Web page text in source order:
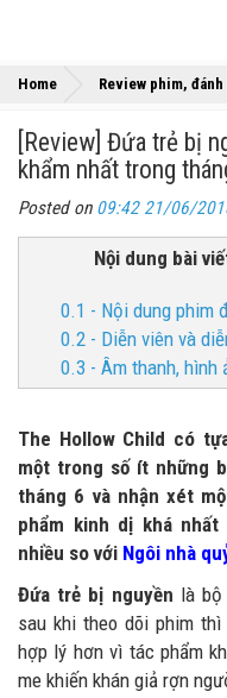
Home Review phim,
[Review] Đứa trẻ bị
khẩm nhất trong
Posted on 09:42 21/06/
Nội dung bài
0.1 - Nội dung phim
0.2 - Diễn viên và
0.3 - Âm thanh, hình
The Hollow Child có
một trong số ít những
tháng 6 và nhận xét
phẩm kinh dị khá
nhiều so với Ngôi nhà
Đứa trẻ bị nguyền là bộ
sau khi theo dõi phim
hợp lý hơn vì tác phẩm
me khiến khán giả rợn